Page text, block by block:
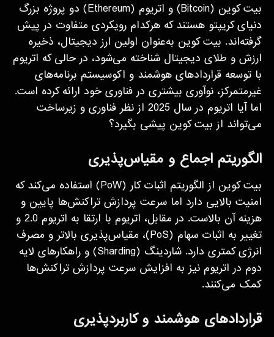
بیت کوین (Bitcoin) و اتریوم (Ethereum) دو پروژه بزرگ
دنیای کریپتو هستند که هرکدام رویکردی متفاوت در پیش
گرفته‌اند. بیت کوین به‌عنوان اولین ارز دیجیتال، ذخیره
ارزش و طلای دیجیتال شناخته می‌شود، در حالی که اتریوم
با توسعه قراردادهای هوشمند و اکوسیستم برنامه‌های
غیرمتمرکز، نوآوری بیشتری در فناوری خود ارائه کرده است.
اما آیا اتریوم در سال 2025 از نظر فناوری و زیرساخت
می‌تواند از بیت کوین پیشی بگیرد؟
الگوریتم اجماع و مقیاس‌پذیری
بیت کوین از الگوریتم اثبات کار (PoW) استفاده می‌کند که
امنیت بالایی دارد اما سرعت پردازش تراکنش‌ها پایین و
هزینه آن بالاست. در مقابل، اتریوم با ارتقا به اتریوم 2.0 و
تغییر به اثبات سهام (PoS)، مقیاس‌پذیری بالاتر و مصرف
انرژی کمتری دارد. شاردینگ (Sharding) و راهکارهای لایه
دوم در اتریوم نیز به افزایش سرعت پردازش تراکنش‌ها
کمک می‌کنند.
قراردادهای هوشمند و کاربردپذیری